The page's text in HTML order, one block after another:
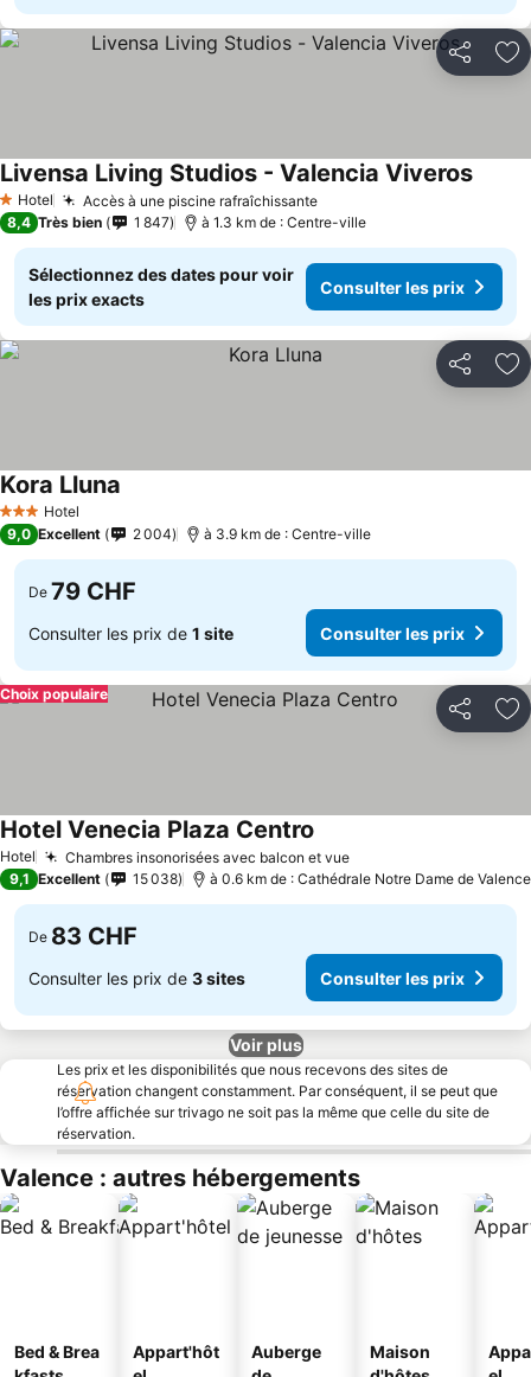
Partager
1 Étoiles
Hotel Accès à une piscine rafraîchissante
Livensa Living Studios - Valencia Viveros
8,4 Très bien 1 847 à 1.3 km de : Centre-ville
Sélectionnez des dates pour voir
les prix exacts
Consulter les prix
Partager
3 ÉtoilesHotel
Kora Lluna
9,0 Excellent 2 004 à 3.9 km de : Centre-ville
De 79 CHF
Consulter les prix de 1 site Consulter les prix
Partager
Choix populaire
Hotel Chambres insonorisées avec balcon et vue
Hotel Venecia Plaza Centro
9,1 Excellent 15 038 à 0.6 km de : Cathédrale Notre Dame de Valence
De 83 CHF
Consulter les prix de 3 sites Consulter les prix
Voir plus
Les prix et les disponibilités que nous recevons des sites de
réservation changent constamment. Par conséquent, il se peut que
l’offre affichée sur trivago ne soit pas la même que celle du site de
réservation.
Valence : autres hébergements
Bed & Brea
Appart'hôt
Auberge
Maison